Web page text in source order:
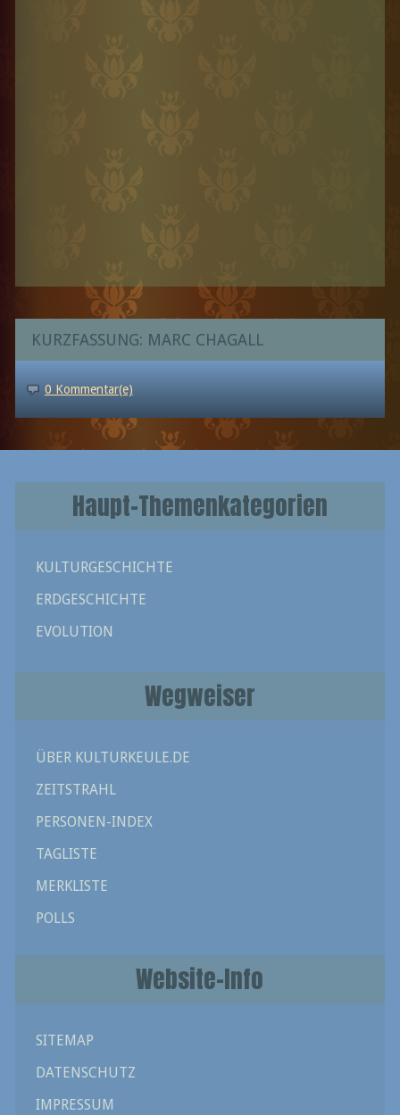
KURZFASSUNG: MARC CHAGALL
0 Kommentar(e)
Haupt-Themenkategorien
KULTURGESCHICHTE
ERDGESCHICHTE
EVOLUTION
Wegweiser
ÜBER KULTURKEULE.DE
ZEITSTRAHL
PERSONEN-INDEX
TAGLISTE
MERKLISTE
POLLS
Website-Info
SITEMAP
DATENSCHUTZ
IMPRESSUM